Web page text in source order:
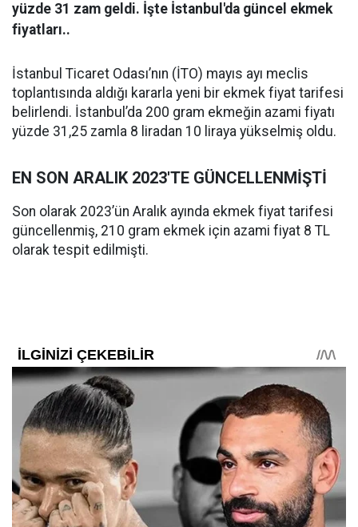
yüzde 31 zam geldi. İşte İstanbul'da güncel ekmek
fiyatları..
İstanbul Ticaret Odası’nın (İTO) mayıs ayı meclis
toplantısında aldığı kararla yeni bir ekmek fiyat tarifesi
belirlendi. İstanbul’da 200 gram ekmeğin azami fiyatı
yüzde 31,25 zamla 8 liradan 10 liraya yükselmiş oldu.
EN SON ARALIK 2023'TE GÜNCELLENMİŞTİ
Son olarak 2023’ün Aralık ayında ekmek fiyat tarifesi
güncellenmiş, 210 gram ekmek için azami fiyat 8 TL
olarak tespit edilmişti.